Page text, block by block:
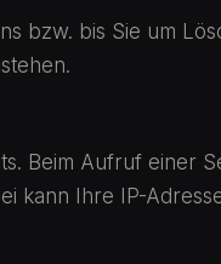
bzw. bis Sie um
Beim Aufruf einer
kann Ihre IP-